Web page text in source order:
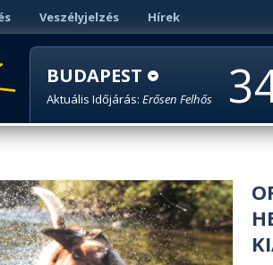
Veszélyjelzés Hírek
BUDAPEST
Aktuális Időjárás: Erősen Felhős